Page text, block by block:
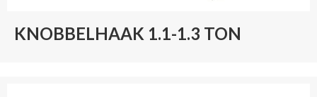
KNOBBELHAAK 1.1-1.3 TON